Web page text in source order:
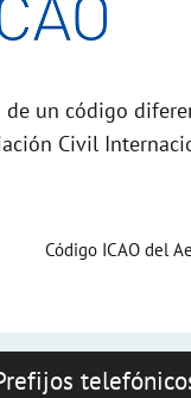
un código
Civil
Código ICAO del